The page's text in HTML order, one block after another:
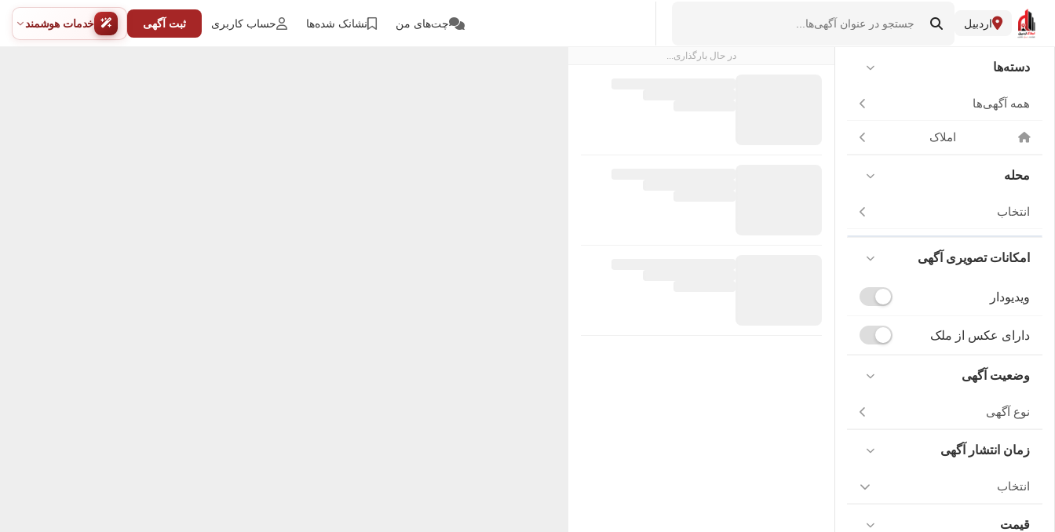
اردبیل خدمات هوشمند ثبت آگهی حساب کاربری نشانک شده‌ها چت‌های من
دسته‌ها
همه آگهی‌ها
املاک
محله
انتخاب
امکانات تصویری آگهی
ویدیودار
دارای عکس از ملک
وضعیت آگهی
نوع آگهی
زمان انتشار آگهی
انتخاب
قیمت
در حال بارگذاری...